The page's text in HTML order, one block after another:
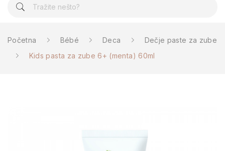
Početna Bébé Deca
Dečje paste za zube
Kids pasta za zube 6+ (menta) 60ml